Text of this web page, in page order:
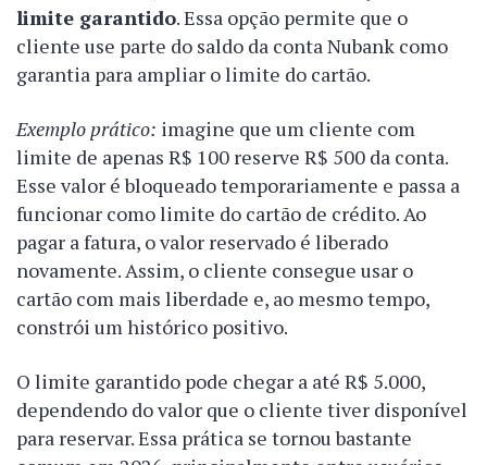
limite garantido. Essa opção permite que o
cliente use parte do saldo da conta Nubank como
garantia para ampliar o limite do cartão.
Exemplo prático: imagine que um cliente com
limite de apenas R$ 100 reserve R$ 500 da conta.
Esse valor é bloqueado temporariamente e passa a
funcionar como limite do cartão de crédito. Ao
pagar a fatura, o valor reservado é liberado
novamente. Assim, o cliente consegue usar o
cartão com mais liberdade e, ao mesmo tempo,
constrói um histórico positivo.
O limite garantido pode chegar a até R$ 5.000,
dependendo do valor que o cliente tiver disponível
para reservar. Essa prática se tornou bastante